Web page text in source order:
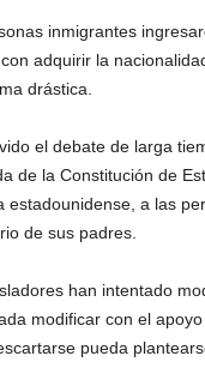
inmigrantes
adquirir la
drástica.
el debate de larga
de la Constitución de
estadounidense, a las
de sus padres.
han intentado
modificar con el
pueda